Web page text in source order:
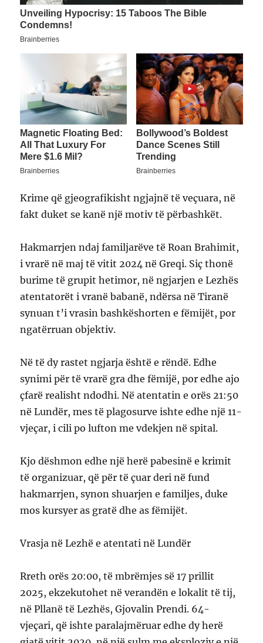
Krime që gjeografikisht ngjajnë të veçuara, në
fakt duket se kanë një motiv të përbashkët.
Hakmarrjen ndaj familjarëve të Roan Brahimit,
i vrarë në maj të vitit 2024 në Greqi. Siç thonë
burime të grupit hetimor, në ngjarjen e Lezhës
atentatorët i vranë babanë, ndërsa në Tiranë
synuan t’i vrasin bashkëshorten e fëmijët, por
ngatërruan objektiv.
Në të dy rastet ngjarja është e rëndë. Edhe
synimi për të vrarë gra dhe fëmijë, por edhe ajo
çfarë realisht ndodhi. Në atentatin e orës 21:50
në Lundër, mes të plagosurve ishte edhe një 11-
vjeçar, i cili po lufton me vdekjen në spital.
Kjo dëshmon edhe një herë pabesinë e krimit
të organizuar, që për të çuar deri në fund
hakmarrjen, synon shuarjen e familjes, duke
mos kursyer as gratë dhe as fëmijët.
Vrasja në Lezhë e atentati në Lundër
Rreth orës 20:00, të mbrëmjes së 17 prillit
2025, ekzekutohet në verandën e lokalit të tij,
në Pllanë të Lezhës, Gjovalin Prendi. 64-
vjeçari, që ishte paralajmëruar edhe dy herë